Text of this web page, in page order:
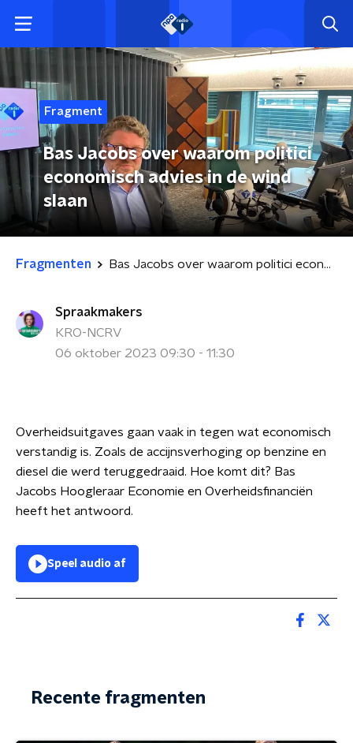
Fragment
Bas Jacobs over waarom politici
economisch advies in de wind
slaan
Fragmenten Bas Jacobs over waarom politici economisch advies in de wind slaan
Spraakmakers
KRO-NCRV
06 oktober 2023 09:30 - 11:30
Overheidsuitgaves gaan vaak in tegen wat economisch
verstandig is. Zoals de accijnsverhoging op benzine en
diesel die werd teruggedraaid. Hoe komt dit? Bas
Jacobs Hoogleraar Economie en Overheidsfinanciën
heeft het antwoord.
Speel audio af
Recente fragmenten